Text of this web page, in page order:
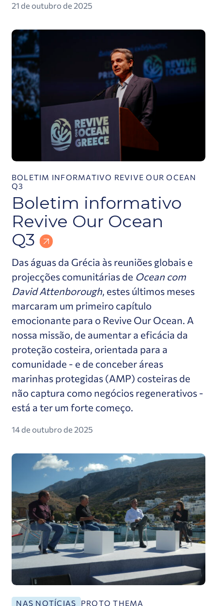
21 de outubro de 2025
Boletim informativo Revive Our Ocean Q3
BOLETIM INFORMATIVO REVIVE OUR OCEAN
Q3
Boletim informativo
Revive Our Ocean
Q3
Das águas da Grécia às reuniões globais e
projecções comunitárias de Ocean com
David Attenborough, estes últimos meses
marcaram um primeiro capítulo
emocionante para o Revive Our Ocean. A
nossa missão, de aumentar a eficácia da
proteção costeira, orientada para a
comunidade - e de conceber áreas
marinhas protegidas (AMP) costeiras de
não captura como negócios regenerativos -
está a ter um forte começo.
14 de outubro de 2025
Apresentação do programa "Amorgorama" por
NAS NOTÍCIAS PROTO THEMA